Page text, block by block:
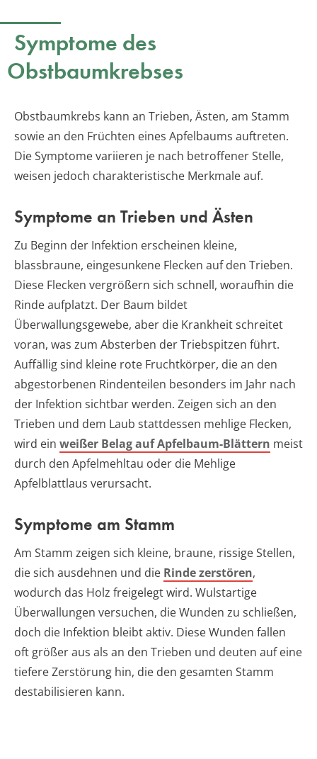
Symptome des
Obstbaumkrebses
Obstbaumkrebs kann an Trieben, Ästen, am Stamm
sowie an den Früchten eines Apfelbaums auftreten.
Die Symptome variieren je nach betroffener Stelle,
weisen jedoch charakteristische Merkmale auf.
Symptome an Trieben und Ästen
Zu Beginn der Infektion erscheinen kleine,
blassbraune, eingesunkene Flecken auf den Trieben.
Diese Flecken vergrößern sich schnell, woraufhin die
Rinde aufplatzt. Der Baum bildet
Überwallungsgewebe, aber die Krankheit schreitet
voran, was zum Absterben der Triebspitzen führt.
Auffällig sind kleine rote Fruchtkörper, die an den
abgestorbenen Rindenteilen besonders im Jahr nach
der Infektion sichtbar werden. Zeigen sich an den
Trieben und dem Laub stattdessen mehlige Flecken,
wird ein weißer Belag auf Apfelbaum-Blättern meist
durch den Apfelmehltau oder die Mehlige
Apfelblattlaus verursacht.
Symptome am Stamm
Am Stamm zeigen sich kleine, braune, rissige Stellen,
die sich ausdehnen und die Rinde zerstören,
wodurch das Holz freigelegt wird. Wulstartige
Überwallungen versuchen, die Wunden zu schließen,
doch die Infektion bleibt aktiv. Diese Wunden fallen
oft größer aus als an den Trieben und deuten auf eine
tiefere Zerstörung hin, die den gesamten Stamm
destabilisieren kann.